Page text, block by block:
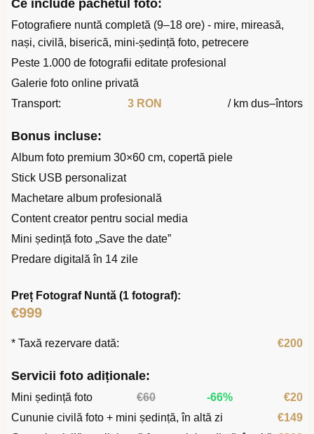
Ce include pachetul foto:
Fotografiere nuntă completă (9–18 ore) - mire, mireasă,
nași, civilă, biserică, mini-ședință foto, petrecere
Peste 1.000 de fotografii editate profesional
Galerie foto online privată
Transport:
3 RON / km dus–întors
Bonus incluse:
Album foto premium 30×60 cm, copertă piele
Stick USB personalizat
Machetare album profesională
Content creator pentru social media
Mini ședință foto „Save the date”
Predare digitală în 14 zile
Preț Fotograf Nuntă (1 fotograf):
€999
* Taxă rezervare dată: €200
Servicii foto adiționale:
Mini ședință foto €60 -66%
€20
Cununie civilă foto + mini ședință, în altă zi
€149